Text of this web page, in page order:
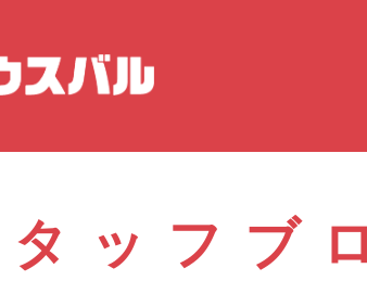
ア
ア
中央店
柏井町4-43-1
アップル碧南店
愛知県碧南市立山町4-32-1
タッフブ